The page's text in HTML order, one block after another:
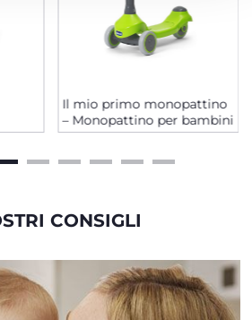
Il mio primo monopattino
– Monopattino per bambini
CONSIGLI